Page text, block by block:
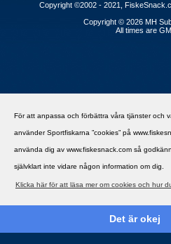
För att anpassa och förbättra våra tjänster och
använder Sportfiskarna ”cookies” på
använda dig av www.fiskesnack.com så
självklart inte vidare någon information om dig.
Klicka här för att läsa mer om cookies och hur
Det är okej
Copyright ©2002 - 2021,
Copyright © 2026 MH
All times are